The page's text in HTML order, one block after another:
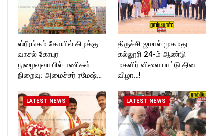
ஸ்ரீரங்கம் கோயில் கிழக்கு
வாசல் கோபுர
நுழைவுவாயில் பணிகள்
நிறைவு: அமைச்சர் ரமேஷ்…
திருச்சி ஜமால் முகமது
கல்லூரி 24-ம் ஆண்டு
மகளிர் விளையாட்டு தின
விழா…!
LATEST NEWS LATEST NEWS